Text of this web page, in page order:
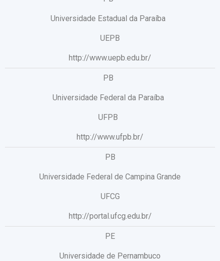
Universidade Estadual da Paraíba
UEPB
http://www.uepb.edu.br/
PB
Universidade Federal da Paraíba
UFPB
http://www.ufpb.br/
PB
Universidade Federal de Campina Grande
UFCG
http://portal.ufcg.edu.br/
PE
Universidade de Pernambuco